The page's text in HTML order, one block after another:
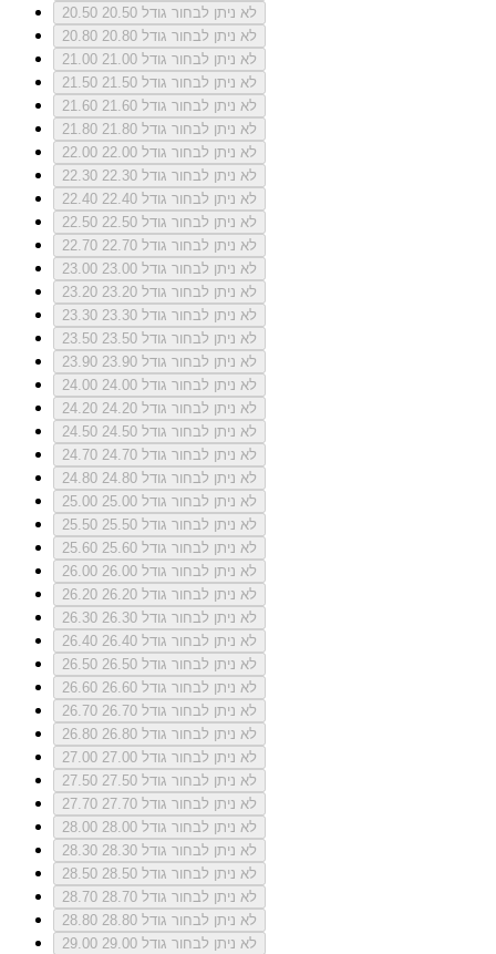
20.50
לא ניתן לבחור גודל 20.50
20.80
לא ניתן לבחור גודל 20.80
21.00
לא ניתן לבחור גודל 21.00
21.50
לא ניתן לבחור גודל 21.50
21.60
לא ניתן לבחור גודל 21.60
21.80
לא ניתן לבחור גודל 21.80
22.00
לא ניתן לבחור גודל 22.00
22.30
לא ניתן לבחור גודל 22.30
22.40
לא ניתן לבחור גודל 22.40
22.50
לא ניתן לבחור גודל 22.50
22.70
לא ניתן לבחור גודל 22.70
23.00
לא ניתן לבחור גודל 23.00
23.20
לא ניתן לבחור גודל 23.20
23.30
לא ניתן לבחור גודל 23.30
23.50
לא ניתן לבחור גודל 23.50
23.90
לא ניתן לבחור גודל 23.90
24.00
לא ניתן לבחור גודל 24.00
24.20
לא ניתן לבחור גודל 24.20
24.50
לא ניתן לבחור גודל 24.50
24.70
לא ניתן לבחור גודל 24.70
24.80
לא ניתן לבחור גודל 24.80
25.00
לא ניתן לבחור גודל 25.00
25.50
לא ניתן לבחור גודל 25.50
25.60
לא ניתן לבחור גודל 25.60
26.00
לא ניתן לבחור גודל 26.00
26.20
לא ניתן לבחור גודל 26.20
26.30
לא ניתן לבחור גודל 26.30
26.40
לא ניתן לבחור גודל 26.40
26.50
לא ניתן לבחור גודל 26.50
26.60
לא ניתן לבחור גודל 26.60
26.70
לא ניתן לבחור גודל 26.70
26.80
לא ניתן לבחור גודל 26.80
27.00
לא ניתן לבחור גודל 27.00
27.50
לא ניתן לבחור גודל 27.50
27.70
לא ניתן לבחור גודל 27.70
28.00
לא ניתן לבחור גודל 28.00
28.30
לא ניתן לבחור גודל 28.30
28.50
לא ניתן לבחור גודל 28.50
28.70
לא ניתן לבחור גודל 28.70
28.80
לא ניתן לבחור גודל 28.80
29.00
לא ניתן לבחור גודל 29.00